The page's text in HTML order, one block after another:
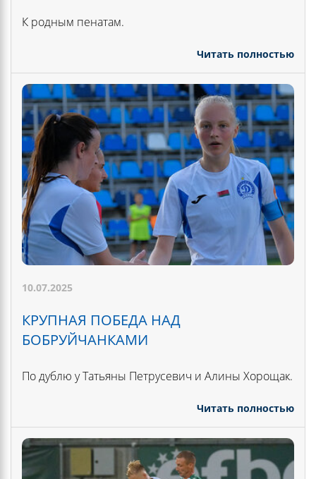
К родным пенатам.
Читать полностью
10.07.2025
КРУПНАЯ ПОБЕДА НАД
БОБРУЙЧАНКАМИ
По дублю у Татьяны Петрусевич и Алины Хорощак.
Читать полностью